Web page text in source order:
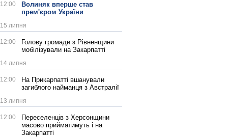
12:00
Волиняк вперше став
прем'єром України
15 липня
12:00
Голову громади з Рівненщини
мобілізували на Закарпатті
14 липня
12:00
На Прикарпатті вшанували
загиблого найманця з Австралії
13 липня
12:00
Переселенців з Херсонщини
масово прийматимуть і на
Закарпатті